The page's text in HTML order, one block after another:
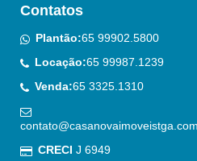
Contatos
Plantão:65 99902.5800
Locação:65 99987.1239
Venda:65 3325.1310
CRECI J 6949